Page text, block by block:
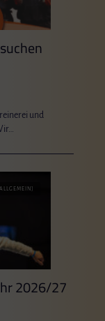
und
[ALLGEMEIN]
2026/27